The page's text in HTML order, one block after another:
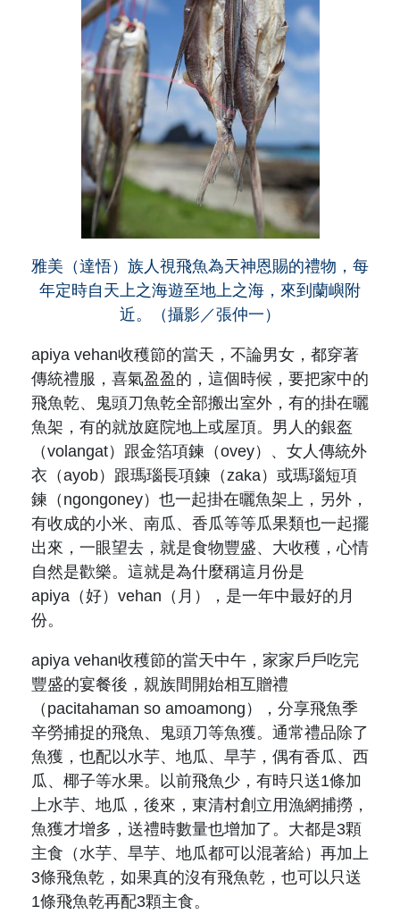
期刊查詢
雅美（達悟）族人視飛魚為天神恩賜的禮物，每
年定時自天上之海遊至地上之海，來到蘭嶼附
近。（攝影／張仲一）
apiya vehan收穫節的當天，不論男女，都穿著
傳統禮服，喜氣盈盈的，這個時候，要把家中的
飛魚乾、鬼頭刀魚乾全部搬出室外，有的掛在曬
魚架，有的就放庭院地上或屋頂。男人的銀盔
（volangat）跟金箔項鍊（ovey）、女人傳統外
衣（ayob）跟瑪瑙長項鍊（zaka）或瑪瑙短項
鍊（ngongoney）也一起掛在曬魚架上，另外，
有收成的小米、南瓜、香瓜等等瓜果類也一起擺
出來，一眼望去，就是食物豐盛、大收穫，心情
自然是歡樂。這就是為什麼稱這月份是
apiya（好）vehan（ 月 ），是一年中最好的月
份。
apiya vehan收穫節的當天中午，家家戶戶吃完
豐盛的宴餐後，親族間開始相互贈禮
（pacitahaman so amoamong），分享飛魚季
辛勞捕捉的飛魚、鬼頭刀等魚獲。通常禮品除了
魚獲，也配以水芋、地瓜、旱芋，偶有香瓜、西
瓜、椰子等水果。以前飛魚少，有時只送1條加
上水芋、地瓜，後來，東清村創立用漁網捕撈，
魚獲才增多，送禮時數量也增加了。大都是3顆
主食（水芋、旱芋、地瓜都可以混著給 ）再加上
3條飛魚乾，如果真的沒有飛魚乾，也可以只送
1條飛魚乾再配3顆主食。